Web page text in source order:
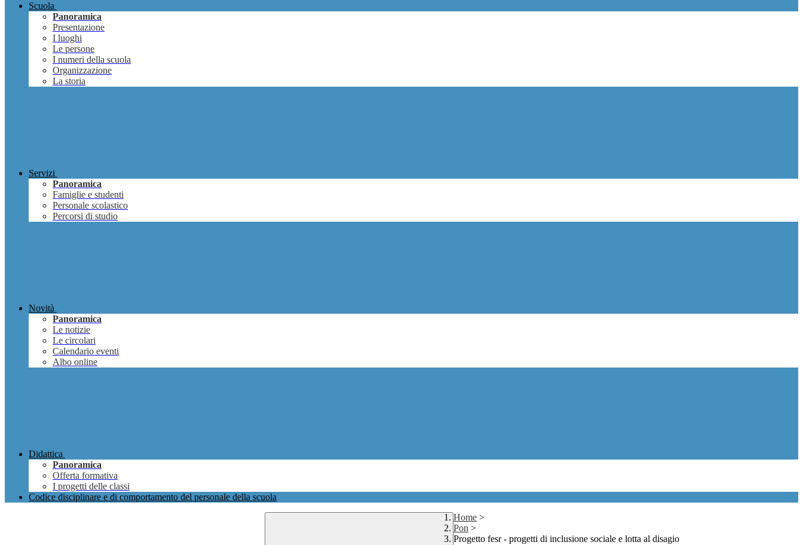
Scuola
Panoramica
Presentazione
I luoghi
Le persone
I numeri della scuola
Organizzazione
La storia
Servizi
Panoramica
Famiglie e studenti
Personale scolastico
Percorsi di studio
Novità
Panoramica
Le notizie
Le circolari
Calendario eventi
Albo online
Didattica
Panoramica
Offerta formativa
I progetti delle classi
Codice disciplinare e di comportamento del personale della scuola
Home >
Pon >
Progetto fesr - progetti di inclusione sociale e lotta al disagio